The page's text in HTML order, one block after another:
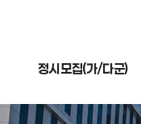
정시모집(가/다군)